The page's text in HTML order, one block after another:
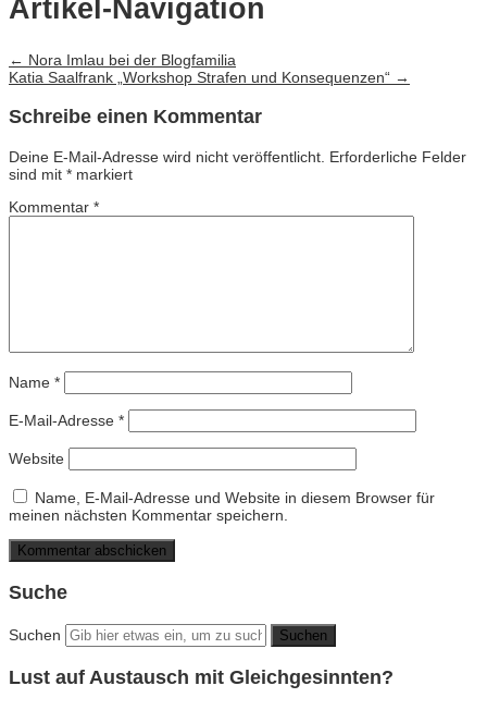
Artikel-Navigation
← Nora Imlau bei der Blogfamilia
Katia Saalfrank „Workshop Strafen und Konsequenzen“ →
Schreibe einen Kommentar
Deine E-Mail-Adresse wird nicht veröffentlicht. Erforderliche Felder
sind mit * markiert
Kommentar *
Name *
E-Mail-Adresse *
Website
Name, E-Mail-Adresse und Website in diesem Browser für
meinen nächsten Kommentar speichern.
Suche
Suchen
Lust auf Austausch mit Gleichgesinnten?